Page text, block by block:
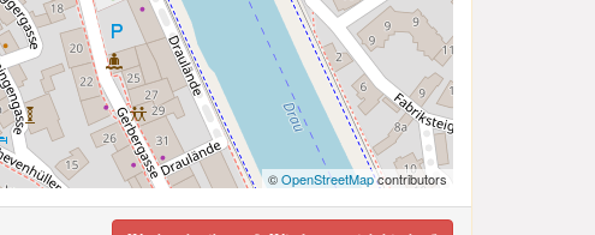
©OpenStreetMapcontributors